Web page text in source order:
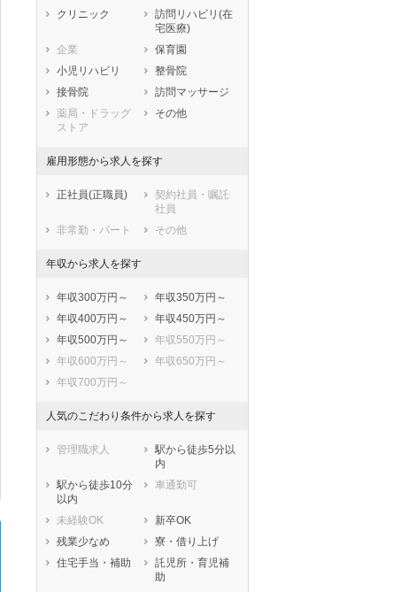
広島県
山口県
徳島県
高知県
福岡県
佐賀県
熊本県
大分県
鹿児島県
沖縄県
クリニック
訪問リハビリ(在
宅医療)
企業
保育園
小児リハビリ
整骨院
接骨院
訪問マッサージ
薬局・ドラッグ
ストア
その他
雇用形態から求人を探す
正社員(正職員)
契約社員・嘱託
社員
非常勤・パート
その他
年収から求人を探す
年収300万円～
年収350万円～
年収400万円～
年収450万円～
年収500万円～
年収550万円～
年収600万円～
年収650万円～
年収700万円～
人気のこだわり条件から求人を探す
管理職求人
駅から徒歩5分以
内
駅から徒歩10分
以内
車通勤可
未経験OK
新卒OK
残業少なめ
寮・借り上げ
住宅手当・補助
託児所・育児補
助